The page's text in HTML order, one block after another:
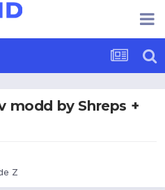
modd by Shreps +
Z